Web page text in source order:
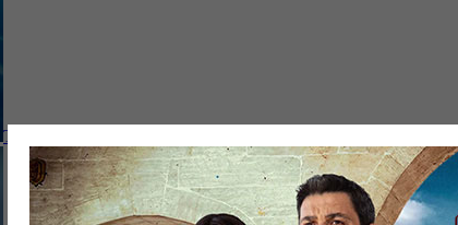
Тағдырлас тамырлар